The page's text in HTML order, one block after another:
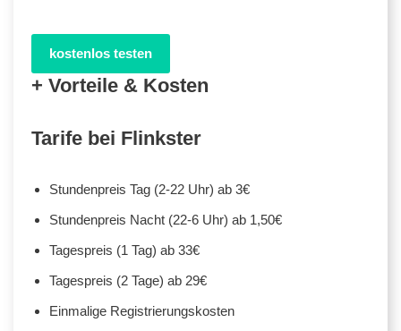
kostenlos testen
+ Vorteile & Kosten
Tarife bei Flinkster
Stundenpreis Tag (2-22 Uhr) ab 3€
Stundenpreis Nacht (22-6 Uhr) ab 1,50€
Tagespreis (1 Tag) ab 33€
Tagespreis (2 Tage) ab 29€
Einmalige Registrierungskosten